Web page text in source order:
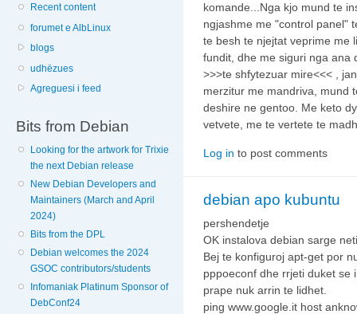
Recent content
forumet e AlbLinux
blogs
udhëzues
Agreguesi i feed
Bits from Debian
Looking for the artwork for Trixie
the next Debian release
New Debian Developers and
Maintainers (March and April
2024)
Bits from the DPL
Debian welcomes the 2024
GSOC contributors/students
Infomaniak Platinum Sponsor of
DebConf24
komande...Nga kjo mund te
ngjashme me "control panel"
te besh te njejtat veprime me
fundit, dhe me siguri nga ana
>>>te shfytezuar mire<<< ,
merzitur me mandriva, mund
deshire ne gentoo. Me keto
vetvete, me te vertete te
Log in to post comments
debian apo kubuntu
pershendetje
OK instalova debian sarge
Bej te konfiguroj apt-get por
pppoeconf dhe rrjeti duket se
prape nuk arrin te lidhet.
ping www.google.it host